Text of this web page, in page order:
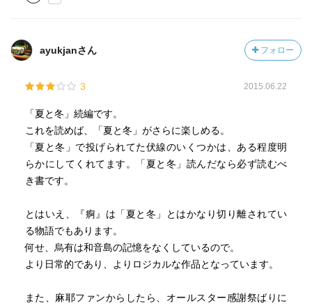
ayukjanさん フォロー
3 2015.06.22
「夏と冬」続編です。
これを読めば、「夏と冬」がさらに楽しめる。
「夏と冬」で投げられてた伏線のいくつかは、ある程度明
らかにしてくれてます。「夏と冬」読んだなら必ず読むべ
き書です。
とはいえ、『痾』は「夏と冬」とはかなり切り離されてい
る物語でもあります。
何せ、烏有は和音島の記憶をなくしているので。
より日常的であり、よりロジカルな作品となっています。
また、麻耶ファンからしたら、オールスター感謝祭ばりに